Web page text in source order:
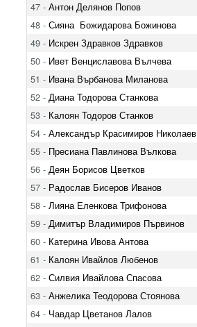
47 - Антон Делянов Попов
48 - Сияна Божидарова Божинова
49 - Искрен Здравков Здравков
50 - Ивет Венциславова Вълчева
51 - Ивана Върбанова Миланова
52 - Диана Тодорова Станкова
53 - Калоян Тодоров Станков
54 - Александър Красимиров Николаев
55 - Пресиана Павлинова Вълкова
56 - Деян Борисов Цветков
57 - Радослав Бисеров Иванов
58 - Лияна Еленкова Трифонова
59 - Димитър Владимиров Първинов
60 - Катерина Ивова Антова
61 - Калоян Ивайлов Любенов
62 - Силвия Ивайлова Спасова
63 - Анжелика Теодорова Стоянова
64 - Чавдар Цветанов Лалов